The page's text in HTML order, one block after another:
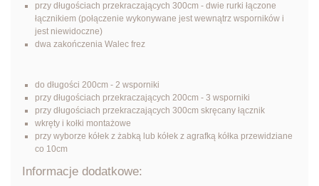
przy długościach przekraczających 300cm - dwie rurki łączone
łącznikiem (połączenie wykonywane jest wewnątrz wsporników i
jest niewidoczne)
dwa zakończenia Walec frez
do długości 200cm - 2 wsporniki
przy długościach przekraczających 200cm - 3 wsporniki
przy długościach przekraczających 300cm skręcany łącznik
wkręty i kołki montażowe
przy wyborze kółek z żabką lub kółek z agrafką kółka przewidziane
co 10cm
Informacje dodatkowe: